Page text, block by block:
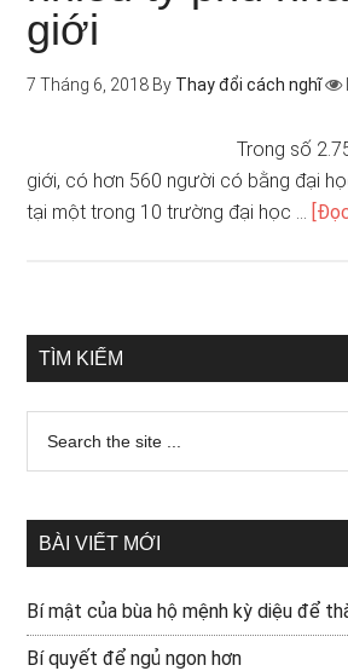
giới
7 Tháng 6, 2018 By Thay đổi cách nghĩ
Trong số
giới, có hơn 560 người có bằng đại
tại một trong 10 trường đại học …
TÌM KIẾM
BÀI VIẾT MỚI
Bí mật của bùa hộ mệnh kỳ diệu để
Bí quyết để ngủ ngon hơn